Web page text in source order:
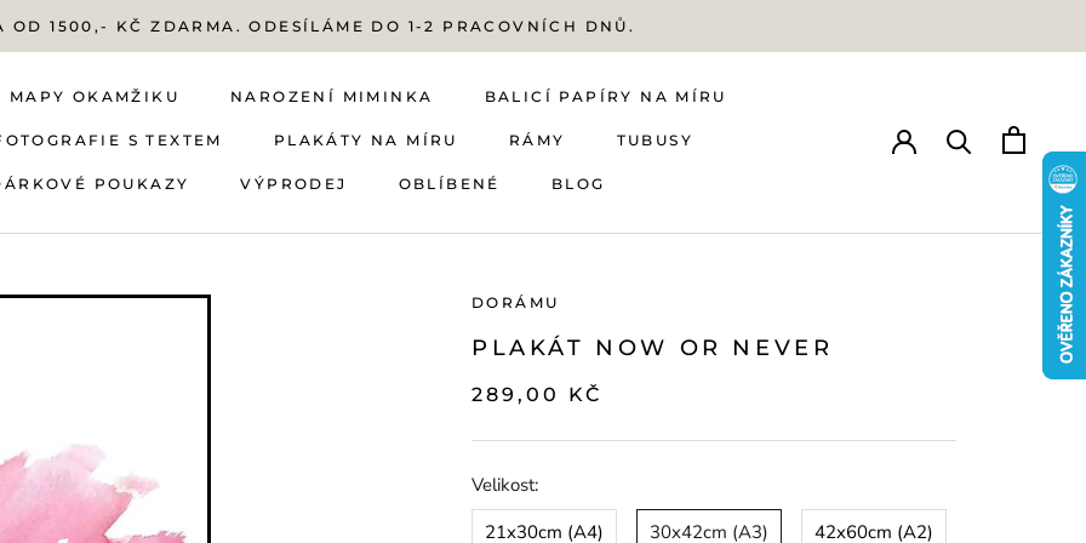
OD 1500,- KČ ZDARMA. ODESÍLÁME DO 1-2 PRACOVNÍCH DNŮ.
MAPY OKAMŽIKU
MAPY OKAMŽIKU
NAROZENÍ MIMINKA
NAROZENÍ MIMINKA
BALICÍ PAPÍRY NA MÍRU
BALICÍ PAPÍRY NA MÍRU
S TEXTEM
S TEXTEM
PLAKÁTY NA MÍRU
PLAKÁTY NA MÍRU
RÁMY
RÁMY
TUBUSY
POUKAZY
POUKAZY VÝPRODEJ
VÝPRODEJ OBLÍBENÉ
OBLÍBENÉ BLOG
BLOG
DORÁMU
PLAKÁT NOW OR NEVER
289,00 KČ
Velikost:
21x30cm (A4)
30x42cm (A3) 42x60cm (A2)